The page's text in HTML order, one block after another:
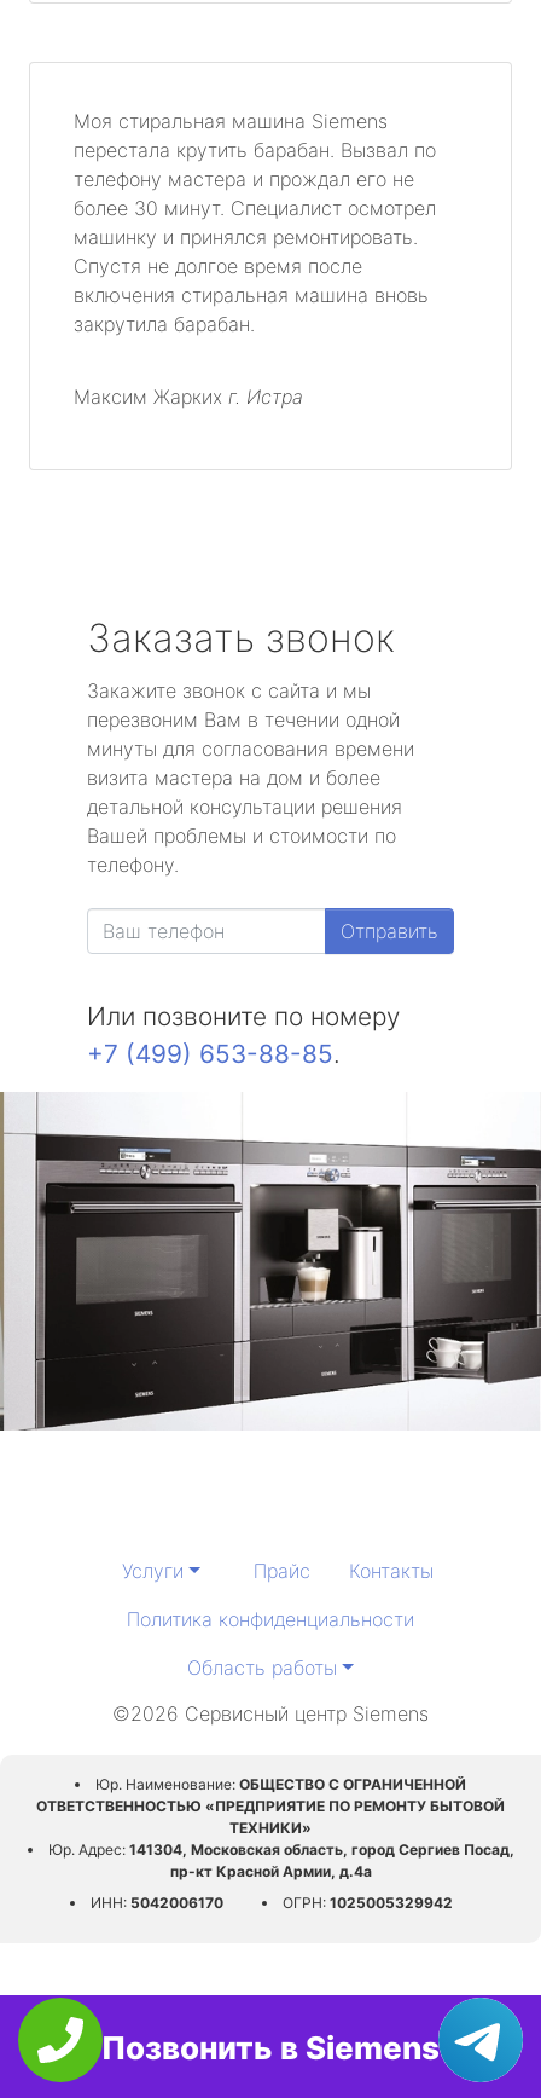
Моя стиральная машина Siemens
перестала крутить барабан. Вызвал по
телефону мастера и прождал его не
более 30 минут. Специалист осмотрел
машинку и принялся ремонтировать.
Спустя не долгое время после
включения стиральная машина вновь
закрутила барабан.
Максим Жарких г. Истра
Заказать звонок
Закажите звонок с сайта и мы
перезвоним Вам в течении одной
минуты для согласования времени
визита мастера на дом и более
детальной консультации решения
Вашей проблемы и стоимости по
телефону.
Отправить
Или позвоните по номеру
+7 (499) 653-88-85.
Услуги Прайс
Контакты
Политика конфиденциальности
Область работы
©2026 Сервисный центр Siemens
Юр. Наименование: ОБЩЕСТВО С ОГРАНИЧЕННОЙ
ОТВЕТСТВЕННОСТЬЮ «ПРЕДПРИЯТИЕ ПО РЕМОНТУ БЫТОВОЙ
ТЕХНИКИ»
Юр. Адрес:141304, Московская область, город Сергиев Посад,
пр-кт Красной Армии, д.4а
ИНН:5042006170 ОГРН:1025005329942
Позвонить в Siemens